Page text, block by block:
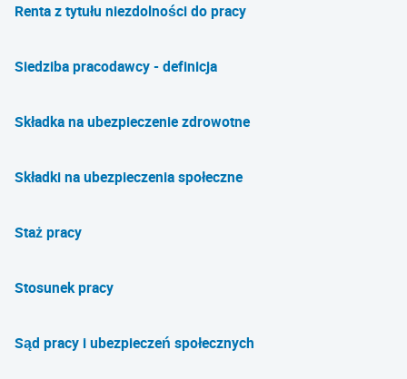
Renta z tytułu niezdolności do pracy
Siedziba pracodawcy - definicja
Składka na ubezpieczenie zdrowotne
Składki na ubezpieczenia społeczne
Staż pracy
Stosunek pracy
Sąd pracy i ubezpieczeń społecznych